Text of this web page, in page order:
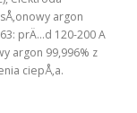
argon
prÄ…d 120-200 A
argon 99,996% z
ciepÅ‚a.